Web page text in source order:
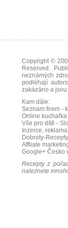
Copyright ©
Reserved.
neznámých
podléhají
zakázáno a
Kam dále:
Seznam firem -
Online kuchařka
Vše pro dítě -
Inzerce, reklama
Dobroty-
Affliate
Google+ Česko
Recepty z
naleznete